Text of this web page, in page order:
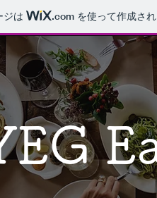
ジは .com を使って作成さ